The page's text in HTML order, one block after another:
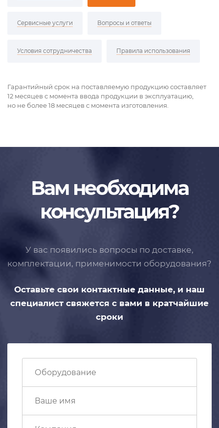
Сервисные услуги Вопросы и ответы
Условия сотрудничества Правила использования
Гарантийный срок на поставляемую продукцию составляет
12 месяцев с момента ввода продукции в эксплуатацию,
но не более 18 месяцев с момента изготовления.
Вам необходима
консультация?
У вас появились вопросы по доставке,
комплектации, применимости оборудования?
Оставьте свои контактные данные, и наш
специалист свяжется с вами в кратчайшие
сроки